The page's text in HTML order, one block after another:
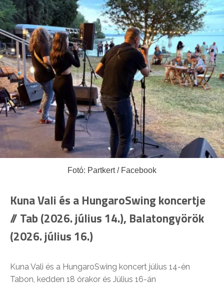
Fotó: Partkert / Facebook
Kuna Vali és a HungaroSwing koncertje
// Tab (2026. július 14.), Balatongyörök
(2026. július 16.)
Kuna Vali és a HungaroSwing koncert július 14-én
Tabon, kedden 18 órakor és Július 16-án